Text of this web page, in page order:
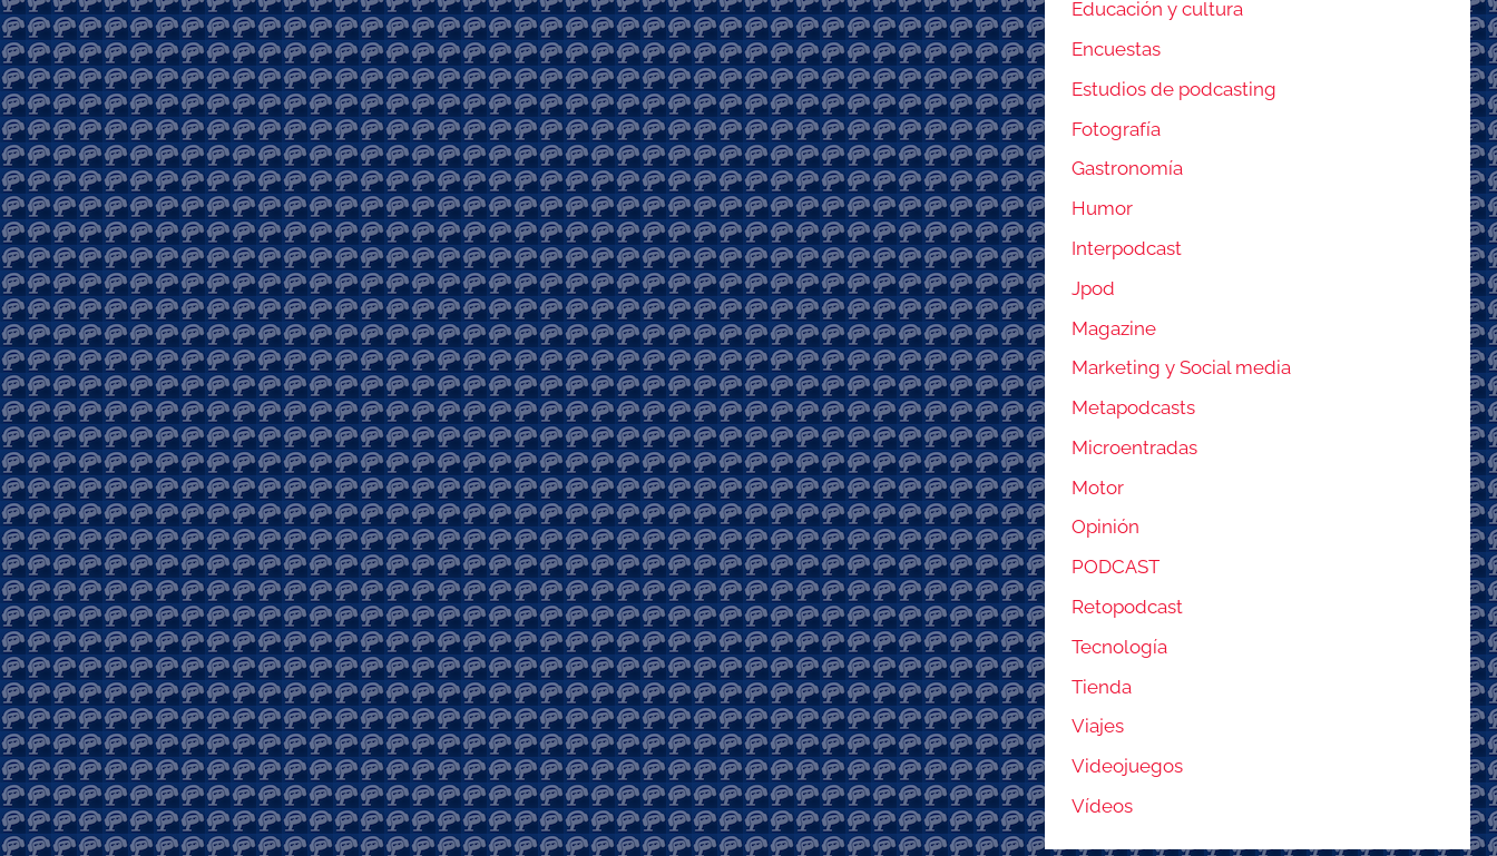
Educación y cultura
Encuestas
Estudios de podcasting
Fotografía
Gastronomía
Humor
Interpodcast
Jpod
Magazine
Marketing y Social media
Metapodcasts
Microentradas
Motor
Opinión
PODCAST
Retopodcast
Tecnología
Tienda
Viajes
Videojuegos
Vídeos